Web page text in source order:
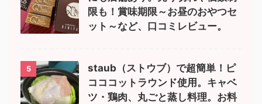
にも店舗あり。売り切れや個数制
限も！賞味期限～お昼のおやつセ
5
staub（ストウブ）で超簡単！ピ
コココットラウンド使用。キャベ